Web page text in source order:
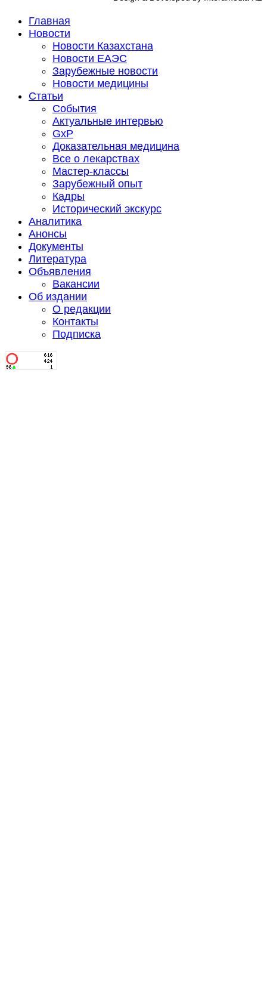
Главная
Новости
Новости Казахстана
Новости ЕАЭС
Зарубежные новости
Новости медицины
Статьи
События
Актуальные интервью
GxP
Доказательная медицина
Все о лекарствах
Мастер-классы
Зарубежный опыт
Кадры
Исторический экскурс
Аналитика
Анонсы
Документы
Литература
Объявления
Вакансии
Об издании
О редакции
Контакты
Подписка